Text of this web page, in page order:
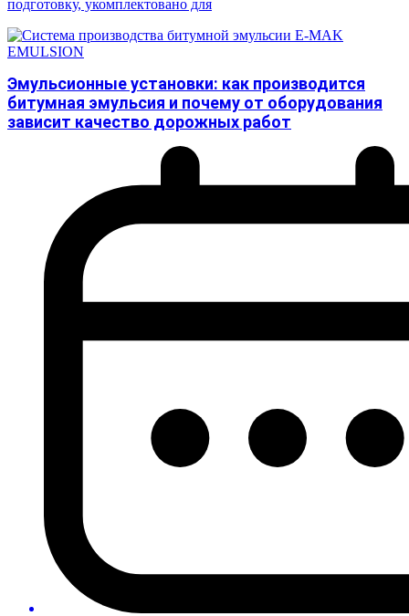
подготовку, укомплектовано для
Эмульсионные установки: как производится
битумная эмульсия и почему от оборудования
зависит качество дорожных работ